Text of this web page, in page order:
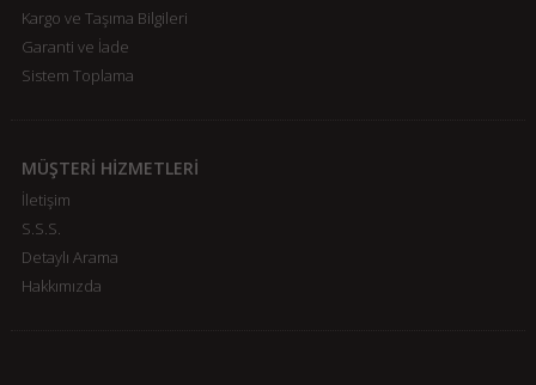
Kargo ve Taşıma Bilgileri
Garanti ve İade
Sistem Toplama
MÜŞTERİ HİZMETLERİ
İletişim
S.S.S.
Detaylı Arama
Hakkımızda